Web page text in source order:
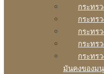
กระทร
กระทร
กระทร
กระทร
กระทร
มันคงของม